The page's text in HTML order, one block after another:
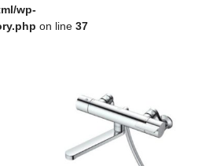
wp-
on line 37